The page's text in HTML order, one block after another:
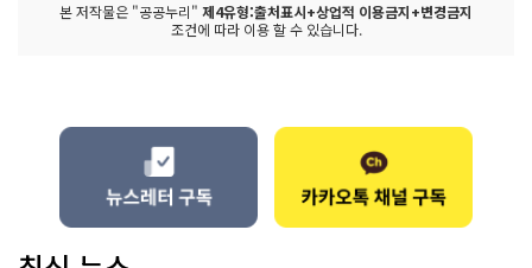
본 저작물은 "공공누리" 제4유형:출처표시+상업적 이용금지+변경금지
조건에 따라 이용 할 수 있습니다.